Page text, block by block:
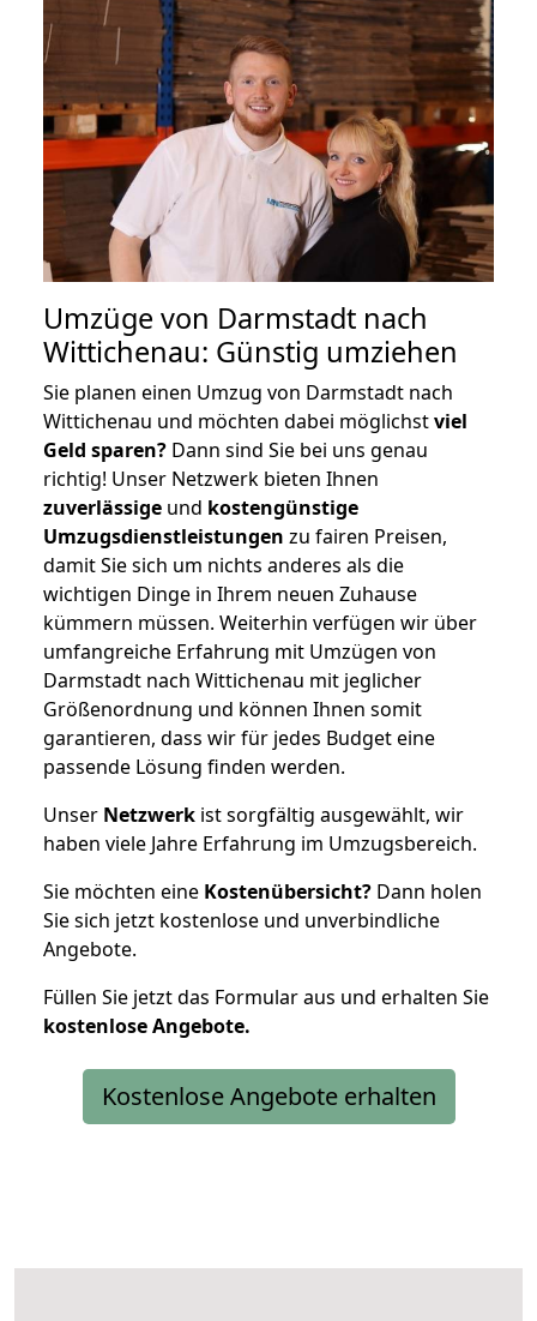
Umzüge von Darmstadt nach
Wittichenau: Günstig umziehen
Sie planen einen Umzug von Darmstadt nach
Wittichenau und möchten dabei möglichstviel
Geld sparen? Dann sind Sie bei uns genau
richtig! Unser Netzwerk bieten Ihnen
zuverlässige und kostengünstige
Umzugsdienstleistungen zu fairen Preisen,
damit Sie sich um nichts anderes als die
wichtigen Dinge in Ihrem neuen Zuhause
kümmern müssen. Weiterhin verfügen wir über
umfangreiche Erfahrung mit Umzügen von
Darmstadt nach Wittichenau mit jeglicher
Größenordnung und können Ihnen somit
garantieren, dass wir für jedes Budget eine
passende Lösung finden werden.
Unser Netzwerk ist sorgfältig ausgewählt, wir
haben viele Jahre Erfahrung im Umzugsbereich.
Sie möchten eine Kostenübersicht? Dann holen
Sie sich jetzt kostenlose und unverbindliche
Angebote.
Füllen Sie jetzt das Formular aus und erhalten Sie
kostenloseAngebote.
Kostenlose Angebote erhalten